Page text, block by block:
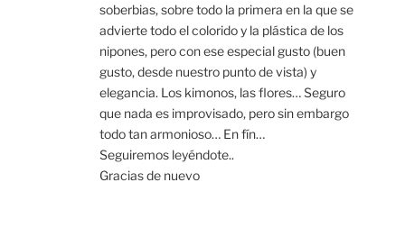
soberbias, sobre todo la primera en la que se
advierte todo el colorido y la plástica de los
nipones, pero con ese especial gusto (buen
gusto, desde nuestro punto de vista) y
elegancia. Los kimonos, las flores… Seguro
que nada es improvisado, pero sin embargo
todo tan armonioso… En fín…
Seguiremos leyéndote..
Gracias de nuevo